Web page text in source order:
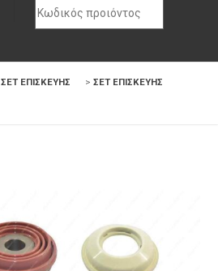
Search
for:
ΣΕΤ ΕΠΙΣΚΕΥΗΣ > ΣΕΤ ΕΠΙΣΚΕΥΗΣ